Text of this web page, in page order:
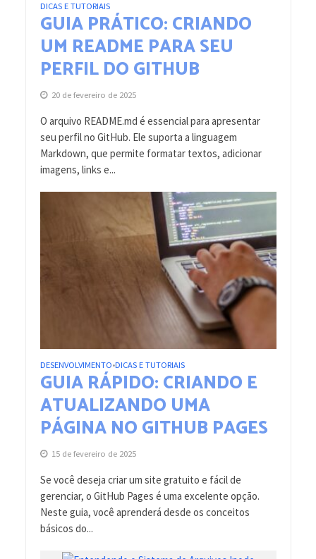
DICAS E TUTORIAIS
GUIA PRÁTICO: CRIANDO
UM README PARA SEU
PERFIL DO GITHUB
20 de fevereiro de 2025
O arquivo README.md é essencial para apresentar
seu perfil no GitHub. Ele suporta a linguagem
Markdown, que permite formatar textos, adicionar
imagens, links e...
DESENVOLVIMENTO•DICAS E TUTORIAIS
GUIA RÁPIDO: CRIANDO E
ATUALIZANDO UMA
PÁGINA NO GITHUB PAGES
15 de fevereiro de 2025
Se você deseja criar um site gratuito e fácil de
gerenciar, o GitHub Pages é uma excelente opção.
Neste guia, você aprenderá desde os conceitos
básicos do...